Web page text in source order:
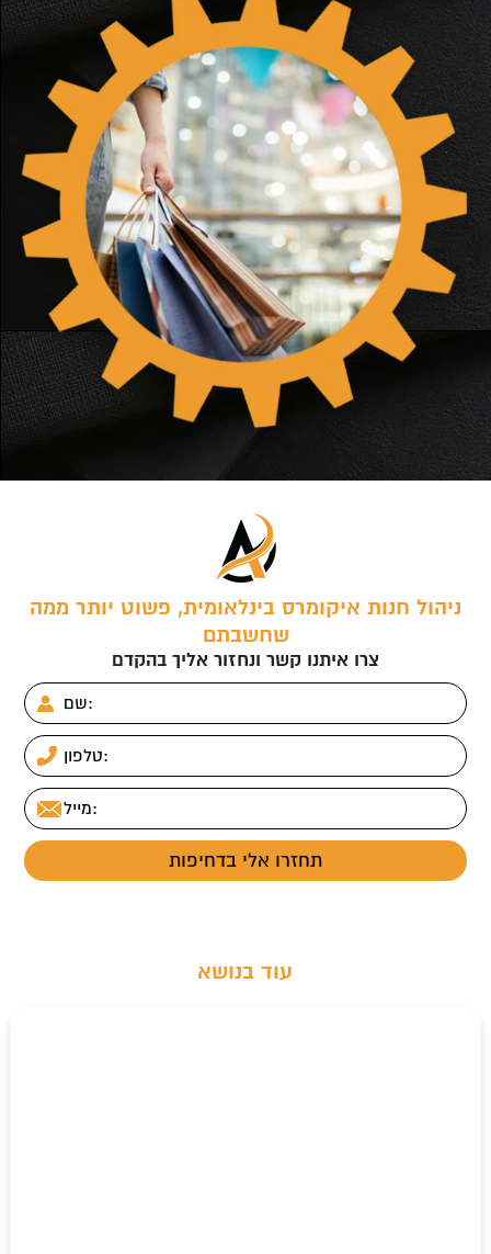
ניהול חנות איקומרס בינלאומית, פשוט יותר ממה
שחשבתם
צרו איתנו קשר ונחזור אליך בהקדם
עוד בנושא